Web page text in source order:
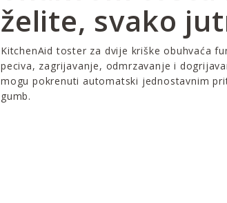
želite, svako
KitchenAid toster za dvije kriške obuhvaća
peciva, zagrijavanje, odmrzavanje i
mogu pokrenuti automatski jednostavnim
gumb.